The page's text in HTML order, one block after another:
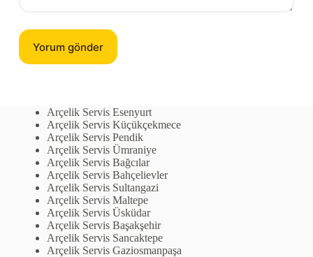
Yorum gönder
Arçelik Servis Esenyurt
Arçelik Servis Küçükçekmece
Arçelik Servis Pendik
Arçelik Servis Ümraniye
Arçelik Servis Bağcılar
Arçelik Servis Bahçelievler
Arçelik Servis Sultangazi
Arçelik Servis Maltepe
Arçelik Servis Üsküdar
Arçelik Servis Başakşehir
Arçelik Servis Sancaktepe
Arçelik Servis Gaziosmanpaşa